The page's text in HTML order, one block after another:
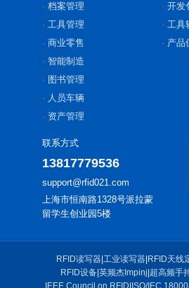
档案管理
工具管理
商业零售
智能制造
图书管理
人员车辆
资产管理
开发
工具
产品
联系方式
13817779536
support@rfid021.com
上海市恒南路1328号派拉蒙
留学生创业园5楼
RFID读写器| 工业读写器| RFID天线
RFID设备| 英频杰Impinj 超高频手